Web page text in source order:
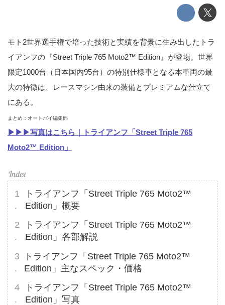
モト2世界選手権で培った技術と実績を背景に生み出したトラ
イアンフの『Street Triple 765 Moto2™ Edition』が登場。世界
限定1000台（日本国内95台）の特別仕様車となる本車両の最
大の特徴は、レースマシン由来の装備とプレミアムな仕立て
にある。
まとめ：オートバイ編集部
▶︎▶︎▶︎写真はこちら｜トライアンフ「Street Triple 765
Moto2™ Edition」
トライアンフ「Street Triple 765 Moto2™
Edition」概要
トライアンフ「Street Triple 765 Moto2™
Edition」各部解説
トライアンフ「Street Triple 765 Moto2™
Edition」主なスペック・価格
トライアンフ「Street Triple 765 Moto2™
Edition」写真